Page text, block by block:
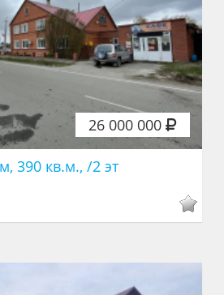
26 000 000
390 кв.м., /2 эт